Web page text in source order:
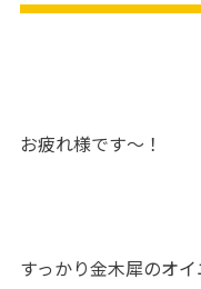
お疲れ様です～！
すっかり金木犀のオ